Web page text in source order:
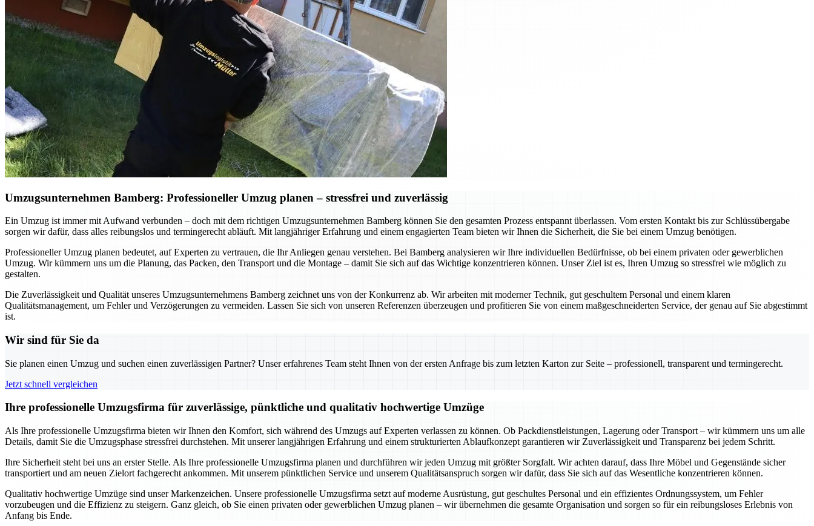
Umzugsunternehmen Bamberg: Professioneller Umzug planen – stressfrei und zuverlässig
Ein Umzug ist immer mit Aufwand verbunden – doch mit dem richtigen Umzugsunternehmen Bamberg können Sie den gesamten Prozess entspannt überlassen. Vom ersten Kontakt bis zur Schlüssübergabe
sorgen wir dafür, dass alles reibungslos und termingerecht abläuft. Mit langjähriger Erfahrung und einem engagierten Team bieten wir Ihnen die Sicherheit, die Sie bei einem Umzug benötigen.
Professioneller Umzug planen bedeutet, auf Experten zu vertrauen, die Ihr Anliegen genau verstehen. Bei Bamberg analysieren wir Ihre individuellen Bedürfnisse, ob bei einem privaten oder gewerblichen
Umzug. Wir kümmern uns um die Planung, das Packen, den Transport und die Montage – damit Sie sich auf das Wichtige konzentrieren können. Unser Ziel ist es, Ihren Umzug so stressfrei wie möglich zu
gestalten.
Die Zuverlässigkeit und Qualität unseres Umzugsunternehmens Bamberg zeichnet uns von der Konkurrenz ab. Wir arbeiten mit moderner Technik, gut geschultem Personal und einem klaren
Qualitätsmanagement, um Fehler und Verzögerungen zu vermeiden. Lassen Sie sich von unseren Referenzen überzeugen und profitieren Sie von einem maßgeschneiderten Service, der genau auf Sie abgestimmt
ist.
Wir sind für Sie da
Sie planen einen Umzug und suchen einen zuverlässigen Partner? Unser erfahrenes Team steht Ihnen von der ersten Anfrage bis zum letzten Karton zur Seite – professionell, transparent und termingerecht.
Jetzt schnell vergleichen
Ihre professionelle Umzugsfirma für zuverlässige, pünktliche und qualitativ hochwertige Umzüge
Als Ihre professionelle Umzugsfirma bieten wir Ihnen den Komfort, sich während des Umzugs auf Experten verlassen zu können. Ob Packdienstleistungen, Lagerung oder Transport – wir kümmern uns um alle
Details, damit Sie die Umzugsphase stressfrei durchstehen. Mit unserer langjährigen Erfahrung und einem strukturierten Ablaufkonzept garantieren wir Zuverlässigkeit und Transparenz bei jedem Schritt.
Ihre Sicherheit steht bei uns an erster Stelle. Als Ihre professionelle Umzugsfirma planen und durchführen wir jeden Umzug mit größter Sorgfalt. Wir achten darauf, dass Ihre Möbel und Gegenstände sicher
transportiert und am neuen Zielort fachgerecht ankommen. Mit unserem pünktlichen Service und unserem Qualitätsanspruch sorgen wir dafür, dass Sie sich auf das Wesentliche konzentrieren können.
Qualitativ hochwertige Umzüge sind unser Markenzeichen. Unsere professionelle Umzugsfirma setzt auf moderne Ausrüstung, gut geschultes Personal und ein effizientes Ordnungssystem, um Fehler
vorzubeugen und die Effizienz zu steigern. Ganz gleich, ob Sie einen privaten oder gewerblichen Umzug planen – wir übernehmen die gesamte Organisation und sorgen so für ein reibungsloses Erlebnis von
Anfang bis Ende.